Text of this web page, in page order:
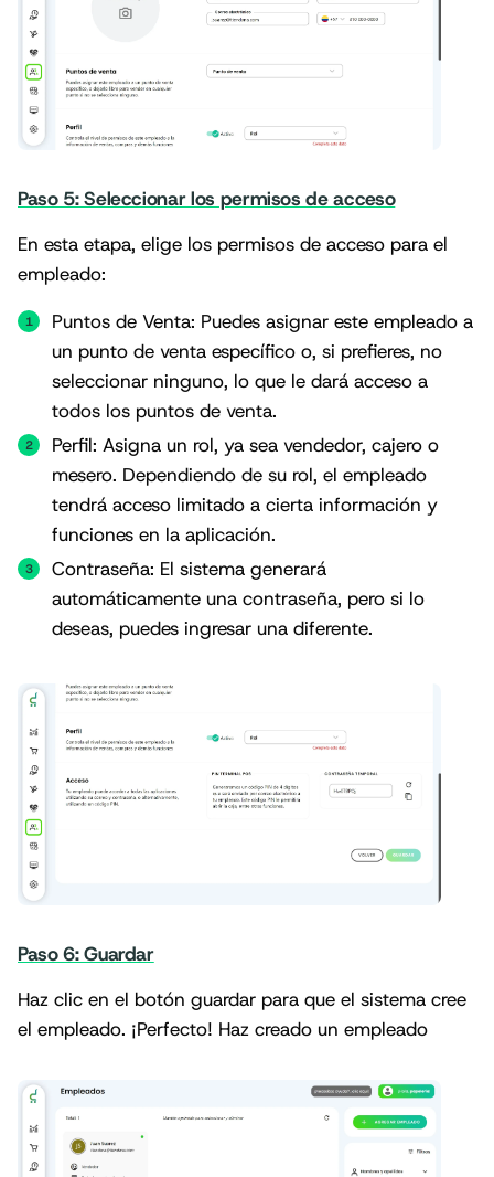
Paso 5: Seleccionar los permisos de acceso
En esta etapa, elige los permisos de acceso para el
empleado:
Puntos de Venta: Puedes asignar este empleado a
un punto de venta específico o, si prefieres, no
seleccionar ninguno, lo que le dará acceso a
todos los puntos de venta.
Perfil: Asigna un rol, ya sea vendedor, cajero o
mesero. Dependiendo de su rol, el empleado
tendrá acceso limitado a cierta información y
funciones en la aplicación.
Contraseña: El sistema generará
automáticamente una contraseña, pero si lo
deseas, puedes ingresar una diferente.
Paso 6: Guardar
Haz clic en el botón guardar para que el sistema cree
el empleado. ¡Perfecto! Haz creado un empleado